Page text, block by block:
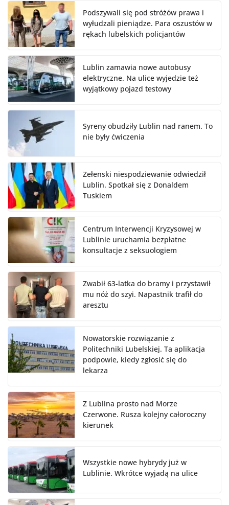
Podszywali się pod stróżów prawa i
wyłudzali pieniądze. Para oszustów w
rękach lubelskich policjantów
Lublin zamawia nowe autobusy
elektryczne. Na ulice wyjedzie też
wyjątkowy pojazd testowy
Syreny obudziły Lublin nad ranem. To
nie były ćwiczenia
Zełenski niespodziewanie odwiedził
Lublin. Spotkał się z Donaldem
Tuskiem
Centrum Interwencji Kryzysowej w
Lublinie uruchamia bezpłatne
konsultacje z seksuologiem
Zwabił 63-latka do bramy i przystawił
mu nóż do szyi. Napastnik trafił do
aresztu
Nowatorskie rozwiązanie z
Politechniki Lubelskiej. Ta aplikacja
podpowie, kiedy zgłosić się do
lekarza
Z Lublina prosto nad Morze
Czerwone. Rusza kolejny całoroczny
kierunek
Wszystkie nowe hybrydy już w
Lublinie. Wkrótce wyjadą na ulice